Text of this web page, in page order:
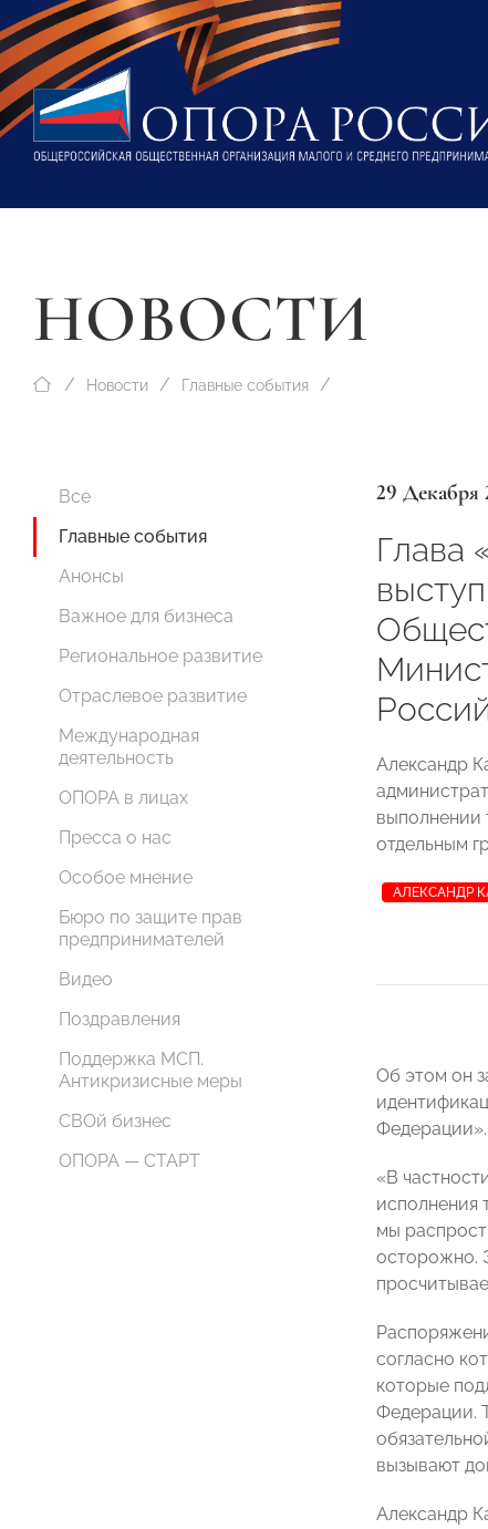
НОВОСТИ
Новости Главные события
Все
Главные события
Анонсы
Важное для бизнеса
Региональное развитие
Отраслевое развитие
Международная
деятельность
ОПОРА в лицах
Пресса о нас
Особое мнение
Бюро по защите прав
предпринимателей
Видео
Поздравления
Поддержка МСП.
Антикризисные меры
СВОй бизнес
ОПОРА — СТАРТ
29 Декабря
Александр
выполнении
отдельным
АЛЕКСАНДР
Об этом он
Федерации».
«В
исполнения
мы
осторожно.
согласно
которые
Федерации.
вызывают
Александр